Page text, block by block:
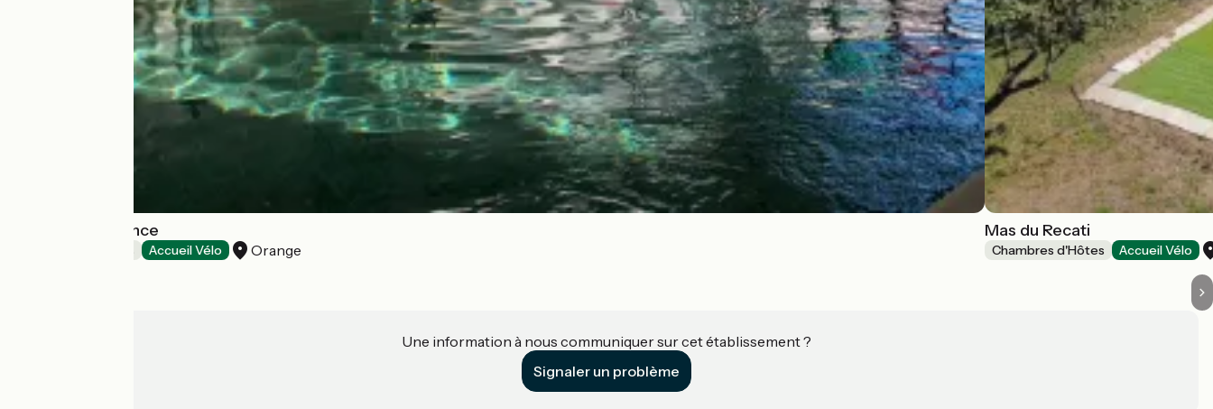
Justin de Provence
Accueil Vélo Orange
Mas du Recati
Chambres d'Hôtes Accueil Vélo
Une information à nous communiquer sur cet établissement ?
Signaler un problème